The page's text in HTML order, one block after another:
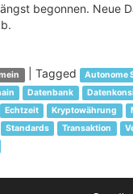
begonnen. Neue
Tagged
Autonome
Datenbank
Echtzeit Kryptowährung
Standards Transaktion